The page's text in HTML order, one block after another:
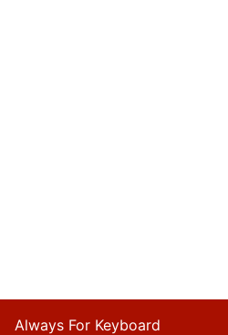
Always For Keyboard